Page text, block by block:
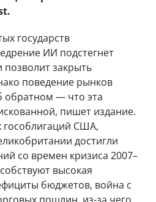
государств
ИИ подстегнет
закрыть
поведение рынков
обратном — что эта
пишет издание.
гособлигаций США,
достигли
со времен кризиса 2007–
высокая
бюджетов, война с